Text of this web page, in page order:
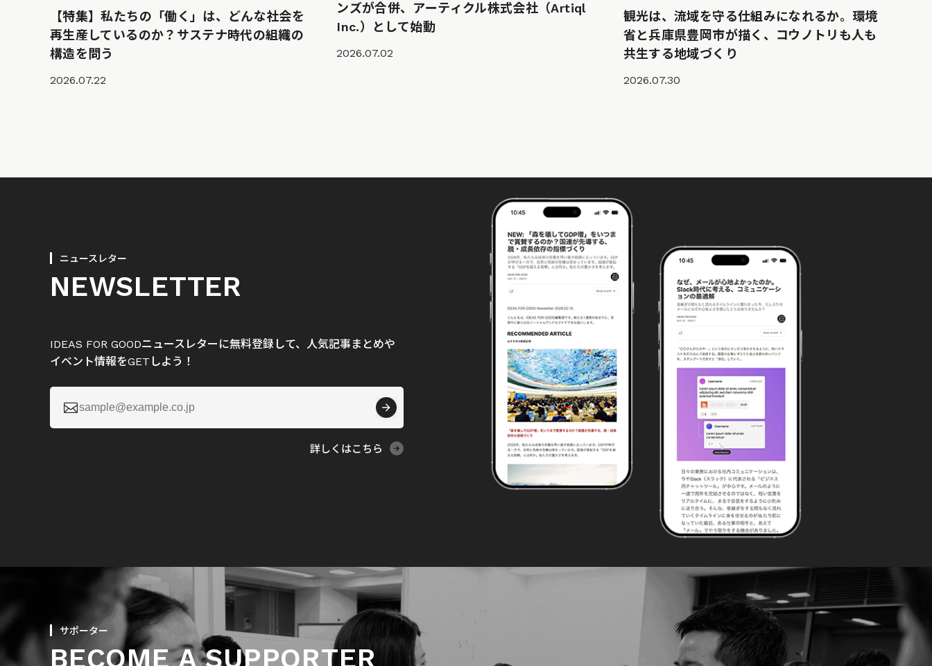
【特集】私たちの「働く」は、どんな社会を
再生産しているのか？サステナ時代の組織の
構造を問う
2026.07.22
ンズが合併、アーティクル株式会社（Artiql
Inc.）として始動
2026.07.02
観光は、流域を守る仕組みになれるか。環境
省と兵庫県豊岡市が描く、コウノトリも人も
共生する地域づくり
2026.07.30
ニュースレター
NEWSLETTER
IDEAS FOR GOODニュースレターに無料登録して、人気記事まとめや
イベント情報をGETしよう！

詳しくはこちら
サポーター
BECOME A SUPPORTER